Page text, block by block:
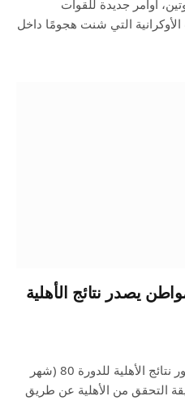
أوامر جديدة للقوات
التي شنت هجومًا داخل
يصدر نتائج الأهلية
أعلن برنامج حساب المواطن صدور نتائج الأهلية للدورة 80 (شهر
طريقة التحقق من الأهلية عن طريق